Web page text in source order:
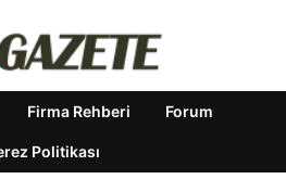
Firma Rehberi Forum
Politikası